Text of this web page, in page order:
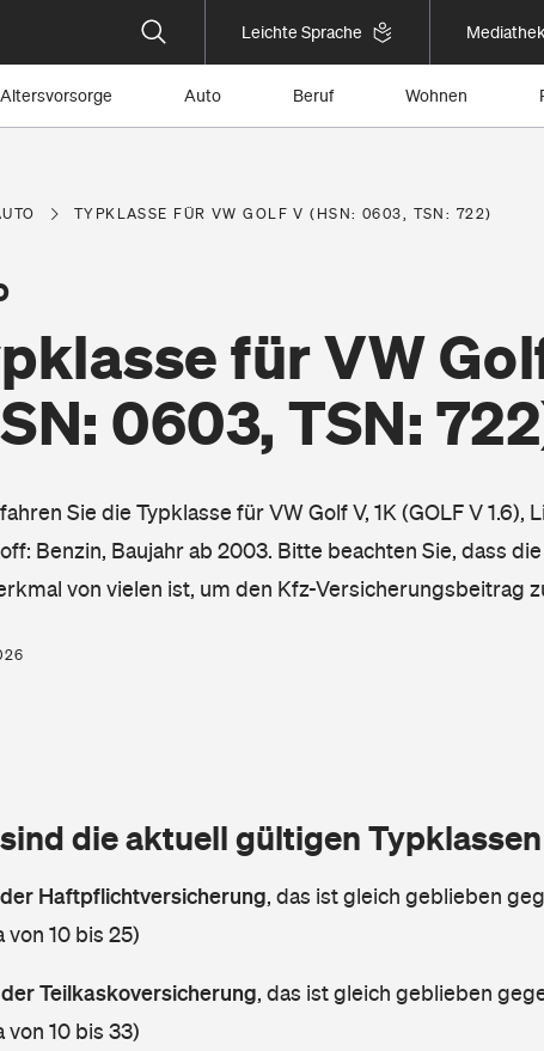
Leichte Sprache Mediathek
Altersvorsorge Auto Beruf Wohnen
TYPKLASSE FÜR VW GOLF V (HSN: 0603, TSN: 722)
für VW
0603, TSN:
Sie die Typklasse für VW Golf V, 1K (GOLF V 1.6),
Benzin, Baujahr ab 2003. Bitte beachten Sie, dass
von vielen ist, um den Kfz-Versicherungsbeitrag
die aktuell gültigen
der Haftpflichtversicherung, das ist gleich geblieben
von 10 bis 25)
der Teilkaskoversicherung, das ist gleich geblieben
von 10 bis 33)